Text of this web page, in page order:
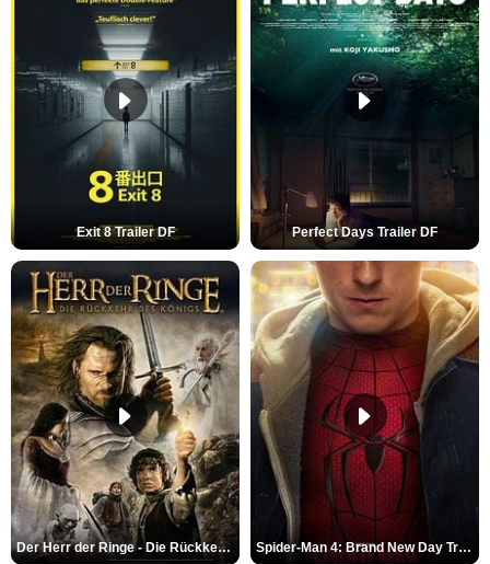
Exit 8 Trailer DF Perfect Days Trailer DF
Der Herr der Ringe - Die Rückkehr des Königs Trailer OV Spider-Man 4: Brand New Day Trailer (3) DF